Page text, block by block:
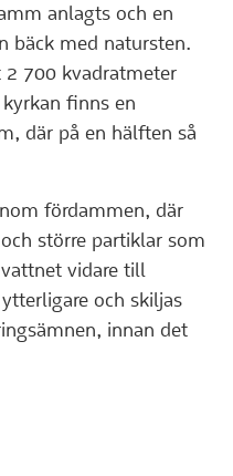
anlagts och en
bäck med natursten.
700 kvadratmeter
finns en
där på en hälften så
fördammen, där
större partiklar som
vidare till
och skiljas
innan det